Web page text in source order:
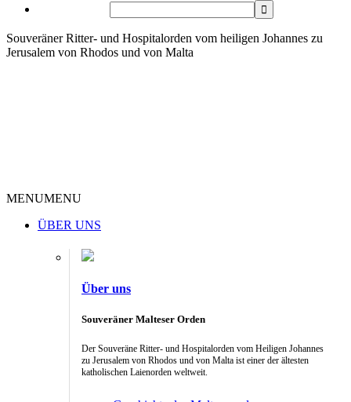
Souveräner Ritter- und Hospitalorden vom heiligen Johannes zu
Jerusalem von Rhodos und von Malta
MENUMENU
ÜBER UNS
Über uns
Souveräner Malteser Orden
Der Souveräne Ritter- und Hospitalorden vom Heiligen Johannes
zu Jerusalem von Rhodos und von Malta ist einer der ältesten
katholischen Laienorden weltweit.